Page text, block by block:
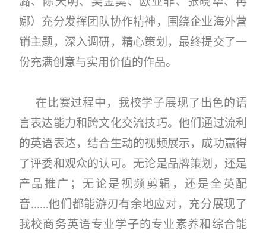
娜）充分发挥团队协作精神，围绕企业海外营
销主题，深入调研，精心策划，最终提交了一
份充满创意与实用价值的作品。
在比赛过程中，我校学子展现了出色的语
言表达能力和跨文化交流技巧。他们通过流利
的英语表达，结合生动的视频展示，成功赢得
了评委和观众的认可。无论是品牌策划，还是
产品推广；无论是视频剪辑，还是全英配
音......他们都能游刃有余地应对，充分展现了
我校商务英语专业学子的专业素养和综合能